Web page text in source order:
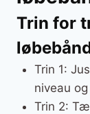
Trin for
Trin 1:
niveau
Trin 2: